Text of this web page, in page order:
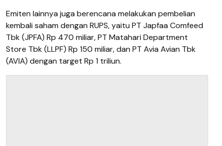
Emiten lainnya juga berencana melakukan pembelian
kembali saham dengan RUPS, yaitu PT Japfaa Comfeed
Tbk (JPFA) Rp 470 miliar, PT Matahari Department
Store Tbk (LLPF) Rp 150 miliar, dan PT Avia Avian Tbk
(AVIA) dengan target Rp 1 triliun.